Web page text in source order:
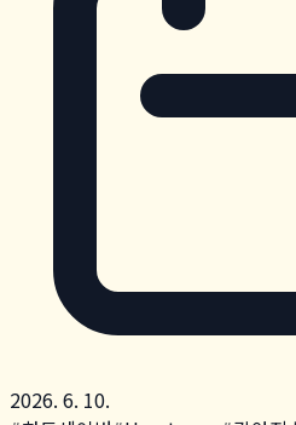
2026. 6. 10.